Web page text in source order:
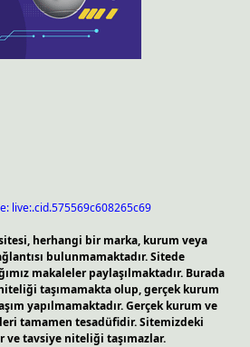
live:.cid.575569c608265c69
herhangi bir marka, kurum veya
bulunmamaktadır. Sitede
makaleler paylaşılmaktadır. Burada
taşımamakta olup, gerçek kurum
yapılmamaktadır. Gerçek kurum ve
tamamen tesadüfidir. Sitemizdeki
tavsiye niteliği taşımazlar.